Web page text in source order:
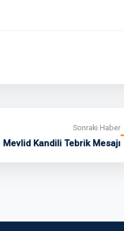
Sonraki Haber
Mevlid Kandili Tebrik Mesajı